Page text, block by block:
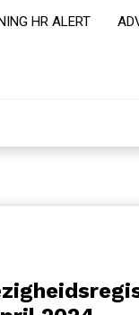
HR ALERT